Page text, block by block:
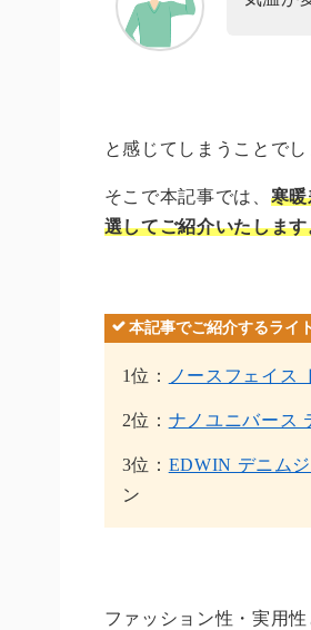
と感じてしまうことでし
そこで本記事では、 寒
選してご紹介いたします
本記事でご紹介するライ
1位： ノースフェイス
2位： ナノユニバース
3位： EDWIN デニム
ン
ファッション性・実用